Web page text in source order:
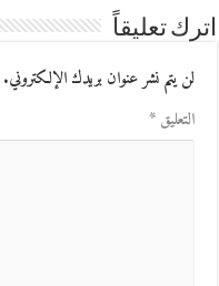
اترك تعليقاً
لن يتم نشر عنوان بريدك الإلكتروني.
التعليق*